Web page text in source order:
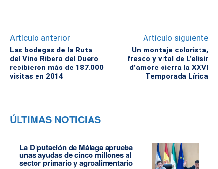
Artículo anterior
Las bodegas de la Ruta
del Vino Ribera del Duero
recibieron más de 187.000
visitas en 2014
Artículo siguiente
Un montaje colorista,
fresco y vital de L’elisir
d’amore cierra la XXVI
Temporada Lírica
ÚLTIMAS NOTICIAS
La Diputación de Málaga aprueba
unas ayudas de cinco millones al
sector primario y agroalimentario